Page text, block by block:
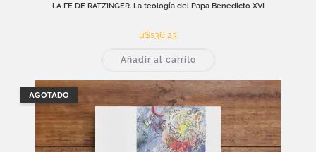
LA FE DE RATZINGER. La teología del Papa Benedicto XVI
u$s36,23
Añadir al carrito
AGOTADO